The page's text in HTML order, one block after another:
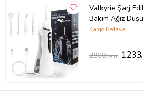
Valkyrie Şarj
Bakım Ağız
Taşınabilir 1.
Kargo Bedava
2860,79 TL 1233